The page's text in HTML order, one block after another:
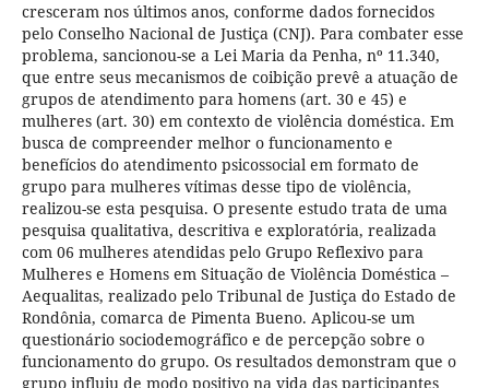
cresceram nos últimos anos, conforme dados fornecidos
pelo Conselho Nacional de Justiça (CNJ). Para combater esse
problema, sancionou-se a Lei Maria da Penha, nº 11.340,
que entre seus mecanismos de coibição prevê a atuação de
grupos de atendimento para homens (art. 30 e 45) e
mulheres (art. 30) em contexto de violência doméstica. Em
busca de compreender melhor o funcionamento e
benefícios do atendimento psicossocial em formato de
grupo para mulheres vítimas desse tipo de violência,
realizou-se esta pesquisa. O presente estudo trata de uma
pesquisa qualitativa, descritiva e exploratória, realizada
com 06 mulheres atendidas pelo Grupo Reflexivo para
Mulheres e Homens em Situação de Violência Doméstica –
Aequalitas, realizado pelo Tribunal de Justiça do Estado de
Rondônia, comarca de Pimenta Bueno. Aplicou-se um
questionário sociodemográfico e de percepção sobre o
funcionamento do grupo. Os resultados demonstram que o
grupo influiu de modo positivo na vida das participantes